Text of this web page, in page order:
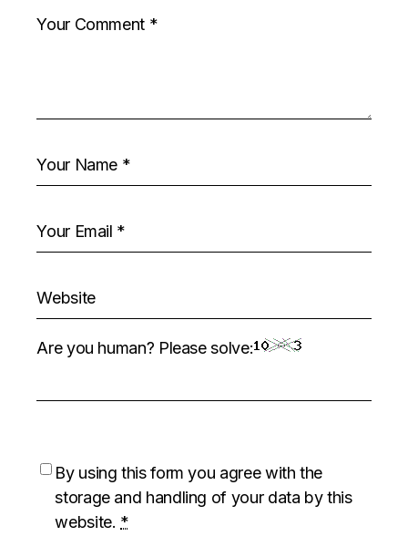
Are you human? Please solve:
By using this form you agree with the
storage and handling of your data by this
website. *